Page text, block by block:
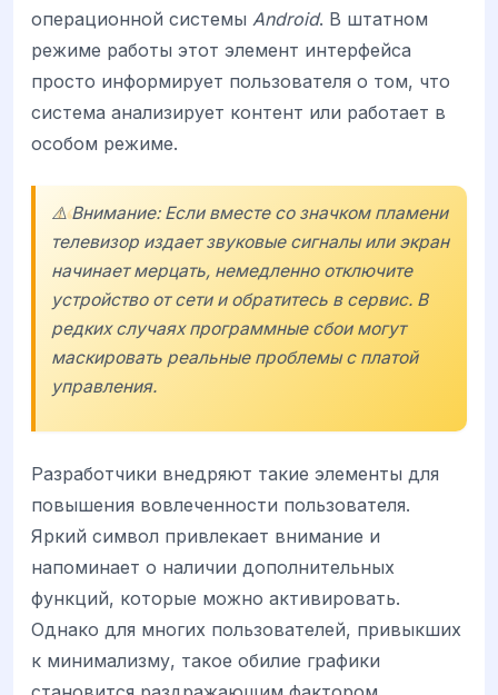
операционной системы Android. В штатном
режиме работы этот элемент интерфейса
просто информирует пользователя о том, что
система анализирует контент или работает в
особом режиме.
⚠️ Внимание: Если вместе со значком пламени
телевизор издает звуковые сигналы или экран
начинает мерцать, немедленно отключите
устройство от сети и обратитесь в сервис. В
редких случаях программные сбои могут
маскировать реальные проблемы с платой
управления.
Разработчики внедряют такие элементы для
повышения вовлеченности пользователя.
Яркий символ привлекает внимание и
напоминает о наличии дополнительных
функций, которые можно активировать.
Однако для многих пользователей, привыкших
к минимализму, такое обилие графики